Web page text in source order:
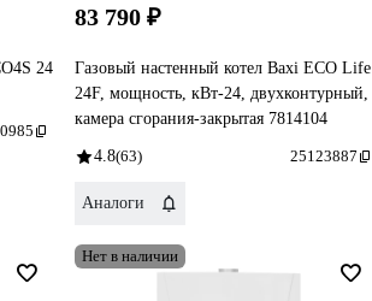
24
83 790 ₽
Газовый настенный котел Baxi ECO Life
24F, мощность, кВт-24, двухконтурный,
камера сгорания-закрытая 7814104
4.8(63) 25123887
Аналоги
Нет в наличии